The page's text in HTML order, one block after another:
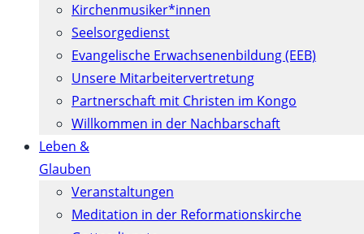
Kirchenmusiker*innen
Seelsorgedienst
Evangelische Erwachsenenbildung (EEB)
Unsere Mitarbeitervertretung
Partnerschaft mit Christen im Kongo
Willkommen in der Nachbarschaft
Leben &
Glauben
Veranstaltungen
Meditation in der Reformationskirche